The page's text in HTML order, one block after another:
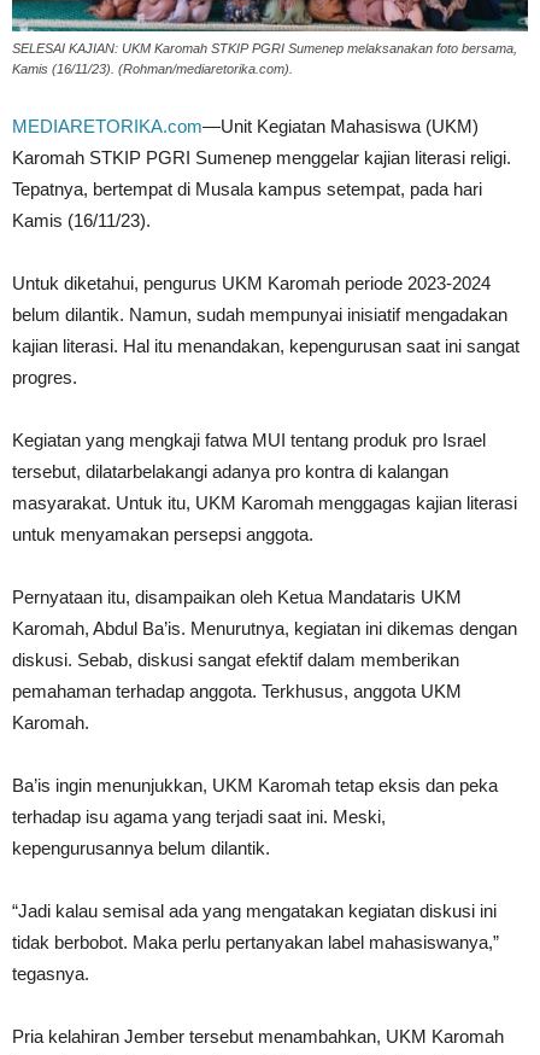
SELESAI KAJIAN: UKM Karomah STKIP PGRI Sumenep melaksanakan foto bersama,
Kamis (16/11/23). (Rohman/mediaretorika.com).
MEDIARETORIKA.com—Unit Kegiatan Mahasiswa (UKM)
Karomah STKIP PGRI Sumenep menggelar kajian literasi religi.
Tepatnya, bertempat di Musala kampus setempat, pada hari
Kamis (16/11/23).
Untuk diketahui, pengurus UKM Karomah periode 2023-2024
belum dilantik. Namun, sudah mempunyai inisiatif mengadakan
kajian literasi. Hal itu menandakan, kepengurusan saat ini sangat
progres.
Kegiatan yang mengkaji fatwa MUI tentang produk pro Israel
tersebut, dilatarbelakangi adanya pro kontra di kalangan
masyarakat. Untuk itu, UKM Karomah menggagas kajian literasi
untuk menyamakan persepsi anggota.
Pernyataan itu, disampaikan oleh Ketua Mandataris UKM
Karomah, Abdul Ba’is. Menurutnya, kegiatan ini dikemas dengan
diskusi. Sebab, diskusi sangat efektif dalam memberikan
pemahaman terhadap anggota. Terkhusus, anggota UKM
Karomah.
Ba’is ingin menunjukkan, UKM Karomah tetap eksis dan peka
terhadap isu agama yang terjadi saat ini. Meski,
kepengurusannya belum dilantik.
“Jadi kalau semisal ada yang mengatakan kegiatan diskusi ini
tidak berbobot. Maka perlu pertanyakan label mahasiswanya,”
tegasnya.
Pria kelahiran Jember tersebut menambahkan, UKM Karomah